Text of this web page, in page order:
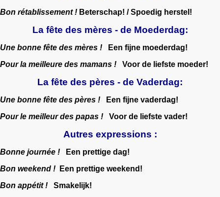
Bon rétablissement ! Beterschap! / Spoedig herstel!
La fête des mères - de Moederdag:
Une bonne fête des mères !
Een fijne moederdag!
Pour la meilleure des mamans !
Voor de liefste moeder!
La fête des pères - de Vaderdag:
Une bonne fête des pères !
Een fijne vaderdag!
Pour le meilleur des papas !
Voor de liefste vader!
Autres expressions :
Bonne journée !
Een prettige dag!
Bon weekend !
Een prettige weekend!
Bon appétit !
Smakelijk!